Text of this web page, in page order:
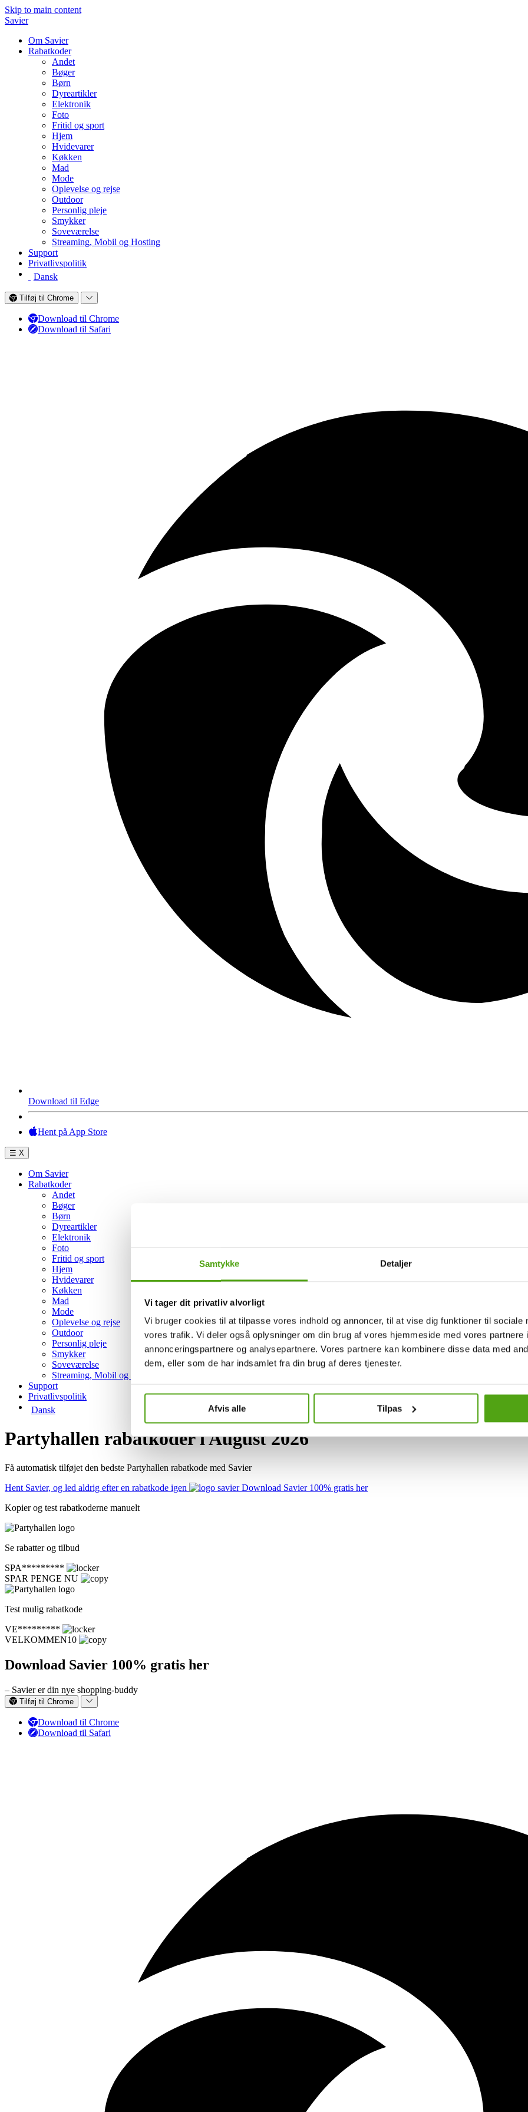
Samtykke Detaljer
Vi tager dit privatliv alvorligt
Vi bruger cookies til at tilpasse vores indhold og annoncer, til at vise dig funktioner til sociale
vores trafik. Vi deler også oplysninger om din brug af vores hjemmeside med vores partnere
annonceringspartnere og analysepartnere. Vores partnere kan kombinere disse data med
dem, eller som de har indsamlet fra din brug af deres tjenester.
Afvis alle Tilpas
Skip to main content
Savier
Om Savier
Rabatkoder
Andet
Bøger
Børn
Dyreartikler
Elektronik
Foto
Fritid og sport
Hjem
Hvidevarer
Køkken
Mad
Mode
Oplevelse og rejse
Outdoor
Personlig pleje
Smykker
Soveværelse
Streaming, Mobil og Hosting
Support
Privatlivspolitik
Dansk
Tilføj til Chrome
Download til Chrome
Download til Safari
Download til Edge
Hent på App Store
☰ X
Om Savier
Rabatkoder
Andet
Bøger
Børn
Dyreartikler
Elektronik
Foto
Fritid og sport
Hjem
Hvidevarer
Køkken
Mad
Mode
Oplevelse og rejse
Outdoor
Personlig pleje
Smykker
Soveværelse
Streaming, Mobil og Hosting
Support
Privatlivspolitik
Dansk
Partyhallen rabatkoder i August 2026
Få automatisk tilføjet den bedste Partyhallen rabatkode med Savier
Hent Savier, og led aldrig efter en rabatkode igen
Download Savier 100% gratis her
Kopier og test rabatkoderne manuelt
Se rabatter og tilbud
SPA*********
SPAR PENGE NU
Test mulig rabatkode
VE*********
VELKOMMEN10
Download Savier 100% gratis her
– Savier er din nye shopping-buddy
Tilføj til Chrome
Download til Chrome
Download til Safari